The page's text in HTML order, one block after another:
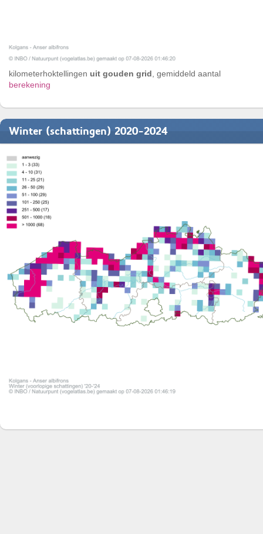
kilometerhoktellingen uit gouden grid, gemiddeld aantal
berekening
Winter (schattingen) 2020-2024